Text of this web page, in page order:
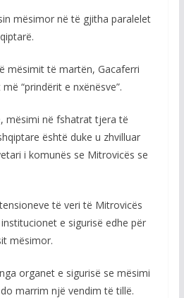
mësimor në të gjitha paralelet
mësimit të martën, Gacaferri
“prindërit e nxënësve”.
mësimi në fshatrat tjera të
është duke u zhvilluar
i komunës se Mitrovicës se
të veri të Mitrovicës
e sigurisë edhe për
mësimor.
organet e sigurisë se mësimi
marrim një vendim të tillë.